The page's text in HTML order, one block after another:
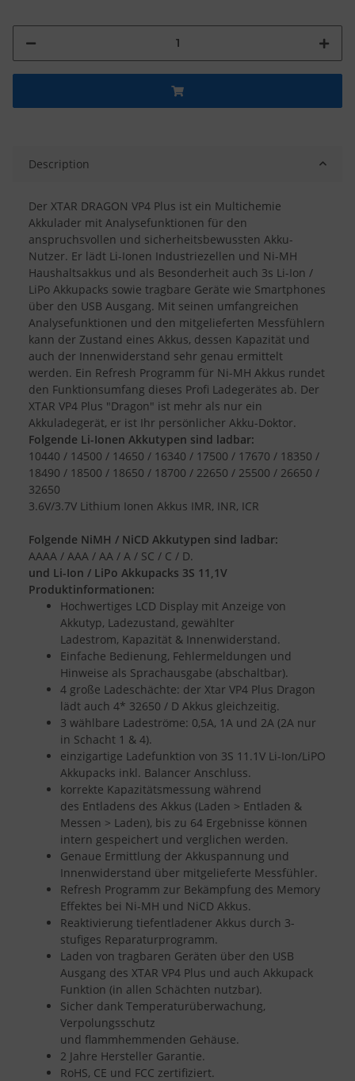
Description
Der XTAR DRAGON VP4 Plus ist ein Multichemie
Akkulader mit Analysefunktionen für den
anspruchsvollen und sicherheitsbewussten Akku-
Nutzer. Er lädt Li-Ionen Industriezellen und Ni-MH
Haushaltsakkus und als Besonderheit auch 3s Li-Ion /
LiPo Akkupacks sowie tragbare Geräte wie Smartphones
über den USB Ausgang. Mit seinen umfangreichen
Analysefunktionen und den mitgelieferten Messfühlern
kann der Zustand eines Akkus, dessen Kapazität und
auch der Innenwiderstand sehr genau ermittelt
werden. Ein Refresh Programm für Ni-MH Akkus rundet
den Funktionsumfang dieses Profi Ladegerätes ab. Der
XTAR VP4 Plus "Dragon" ist mehr als nur ein
Akkuladegerät, er ist Ihr persönlicher Akku-Doktor.
Folgende Li-Ionen Akkutypen sind ladbar:
10440 / 14500 / 14650 / 16340 / 17500 / 17670 / 18350 /
18490 / 18500 / 18650 / 18700 / 22650 / 25500 / 26650 /
32650
3.6V/3.7V Lithium Ionen Akkus IMR, INR, ICR
Folgende NiMH / NiCD Akkutypen sind ladbar:
AAAA / AAA / AA / A / SC / C / D.
und Li-Ion / LiPo Akkupacks 3S 11,1V
Produktinformationen:
Hochwertiges LCD Display mit Anzeige von
Akkutyp, Ladezustand, gewählter
Ladestrom, Kapazität & Innenwiderstand.
Einfache Bedienung, Fehlermeldungen und
Hinweise als Sprachausgabe (abschaltbar).
4 große Ladeschächte: der Xtar VP4 Plus Dragon
lädt auch 4* 32650 / D Akkus gleichzeitig.
3 wählbare Ladeströme: 0,5A, 1A und 2A (2A nur
in Schacht 1 & 4).
einzigartige Ladefunktion von 3S 11.1V Li-Ion/LiPO
Akkupacks inkl. Balancer Anschluss.
korrekte Kapazitätsmessung während
des Entladens des Akkus (Laden > Entladen &
Messen > Laden), bis zu 64 Ergebnisse können
intern gespeichert und verglichen werden.
Genaue Ermittlung der Akkuspannung und
Innenwiderstand über mitgelieferte Messfühler.
Refresh Programm zur Bekämpfung des Memory
Effektes bei Ni-MH und NiCD Akkus.
Reaktivierung tiefentladener Akkus durch 3-
stufiges Reparaturprogramm.
Laden von tragbaren Geräten über den USB
Ausgang des XTAR VP4 Plus und auch Akkupack
Funktion (in allen Schächten nutzbar).
Sicher dank Temperaturüberwachung,
Verpolungsschutz
und flammhemmenden Gehäuse.
2 Jahre Hersteller Garantie.
RoHS, CE und FCC zertifiziert.